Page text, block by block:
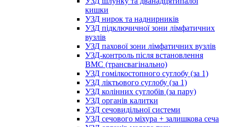
кишки
УЗД нирок та наднирників
УЗД підключичної зони лімфатичних
вузлів
УЗД пахової зони лімфатичних вузлів
УЗД-контроль після встановлення
ВМС (трансвагінально)
УЗД гомілкостопного суглобу (за 1)
УЗД ліктьового суглобу (за 1)
УЗД колінних суглобів (за пару)
УЗД органів калитки
УЗД сечовидільної системи
УЗД сечового міхура + залишкова сеча